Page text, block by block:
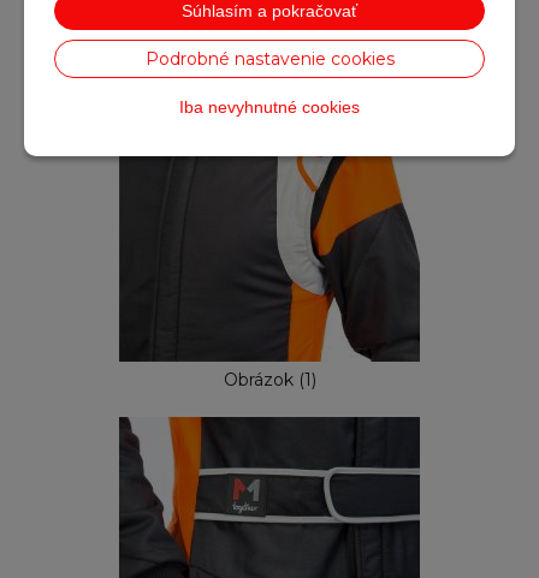
Súhlasím a pokračovať
Podrobné nastavenie cookies
Iba nevyhnutné cookies
Obrázok (2)
Obrázok (1)